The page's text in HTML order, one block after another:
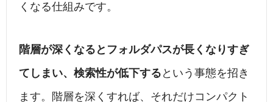
くなる仕組みです。
階層が深くなるとフォルダパスが長くなりすぎ
てしまい、検索性が低下する という事態を招き
ます。階層を深くすれば、それだけコンパクト